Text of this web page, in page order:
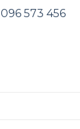
096 573 456